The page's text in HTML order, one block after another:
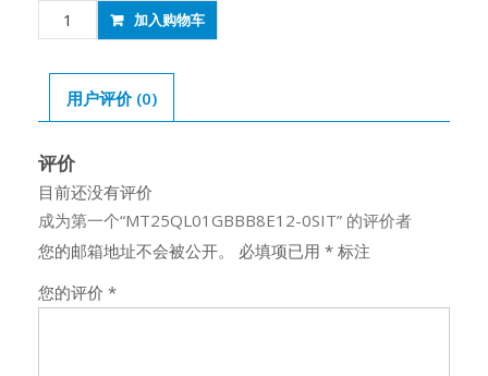
MT25QL01GBBB8E12-
0SIT
加入购物车
用户评价 (0)
评价
目前还没有评价
成为第一个“MT25QL01GBBB8E12-0SIT” 的评价者
您的邮箱地址不会被公开。
必填项已用 * 标注
您的评价 *